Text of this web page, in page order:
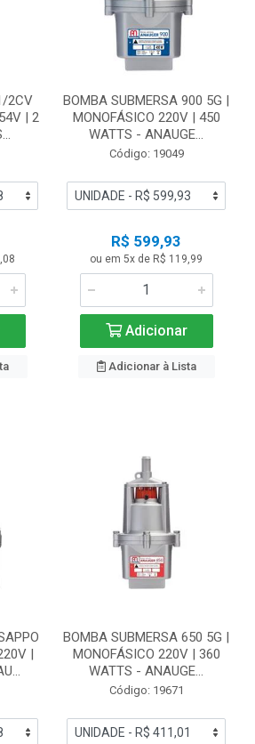
2CV
| 2
BOMBA SUBMERSA 900 5G |
MONOFÁSICO 220V | 450
WATTS - ANAUGE...
Código: 19049
R$ 599,93
ou em 5x de R$ 119,99
Adicionar
Adicionar à Lista
|
BOMBA SUBMERSA 650 5G |
MONOFÁSICO 220V | 360
WATTS - ANAUGE...
Código: 19671